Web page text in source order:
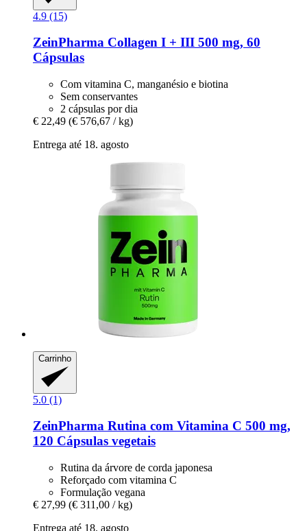
4.9 (15)
ZeinPharma Collagen I + III 500 mg, 60
Cápsulas
Com vitamina C, manganésio e biotina
Sem conservantes
2 cápsulas por dia
€ 22,49 (€ 576,67 / kg)
Entrega até 18. agosto
Carrinho
5.0 (1)
ZeinPharma Rutina com Vitamina C 500 mg,
120 Cápsulas vegetais
Rutina da árvore de corda japonesa
Reforçado com vitamina C
Formulação vegana
€ 27,99 (€ 311,00 / kg)
Entrega até 18. agosto